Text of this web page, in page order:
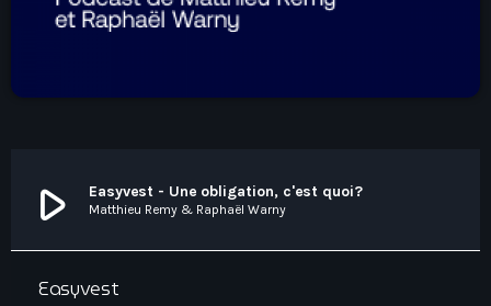
Hauts-De-France
Occitanie
Contacts
play_arrow Easyvest - Une obligation, c'est quoi?
Matthieu Remy & Raphaël Warny
Easyvest